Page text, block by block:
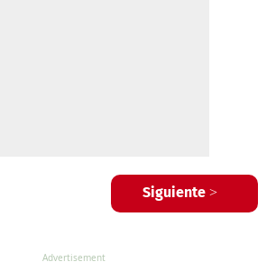
Siguiente >